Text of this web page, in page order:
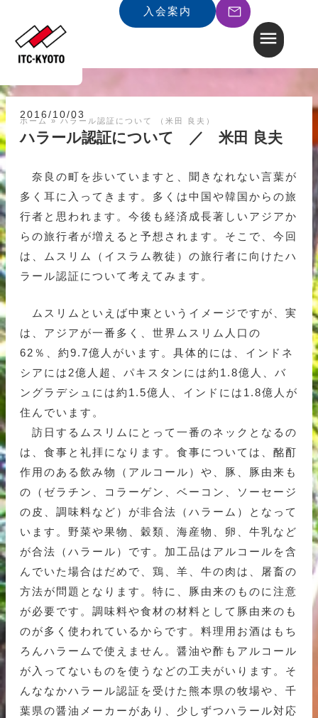
入会案内
ホーム » ハラール認証について （米田 良夫）
2016/10/03
ハラール認証について ／ 米田 良夫
奈良の町を歩いていますと、聞きなれない言葉が
多く耳に入ってきます。多くは中国や韓国からの旅
行者と思われます。今後も経済成長著しいアジアか
らの旅行者が増えると予想されます。そこで、今回
は、ムスリム（イスラム教徒）の旅行者に向けたハ
ラール認証について考えてみます。
ムスリムといえば中東というイメージですが、実
は、アジアが一番多く、世界ムスリム人口の
62％、約9.7億人がいます。具体的には、インドネ
シアには2億人超、パキスタンには約1.8億人、バ
ングラデシュには約1.5億人、インドには1.8億人が
住んでいます。
訪日するムスリムにとって一番のネックとなるの
は、食事と礼拝になります。食事については、酩酊
作用のある飲み物（アルコール）や、豚、豚由来も
の（ゼラチン、コラーゲン、ベーコン、ソーセージ
の皮、調味料など）が非合法（ハラーム）となって
います。野菜や果物、穀類、海産物、卵、牛乳など
が合法（ハラール）です。加工品はアルコールを含
んでいた場合はだめで、鶏、羊、牛の肉は、屠畜の
方法が問題となります。特に、豚由来のものに注意
が必要です。調味料や食材の材料として豚由来のも
のが多く使われているからです。料理用お酒はもち
ろんハラームで使えません。醤油や酢もアルコール
が入ってないものを使うなどの工夫がいります。そ
んななかハラール認証を受けた熊本県の牧場や、千
葉県の醤油メーカーがあり、少しずつハラール対応